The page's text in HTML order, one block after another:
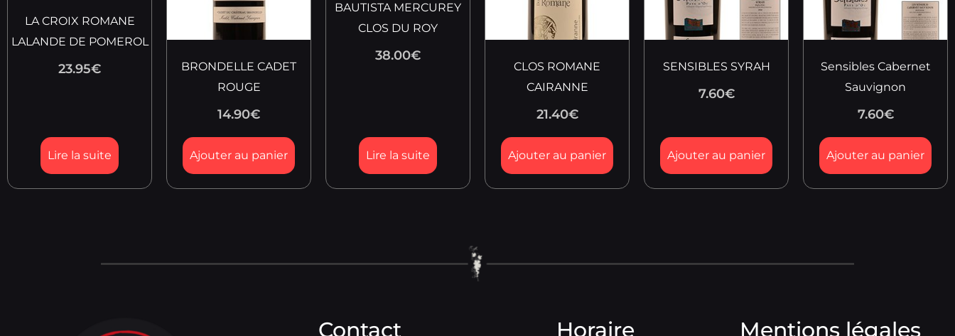
LA CROIX ROMANE
LALANDE DE POMEROL
23.95€
Lire la suite
BRONDELLE CADET
ROUGE
14.90€
Ajouter au panier
BAUTISTA MERCUREY
CLOS DU ROY
38.00€
Lire la suite
CLOS ROMANE
CAIRANNE
21.40€
Ajouter au panier
SENSIBLES SYRAH
7.60€
Ajouter au panier
Sensibles Cabernet
Sauvignon
7.60€
Ajouter au panier
Contact Horaire Mentions légales